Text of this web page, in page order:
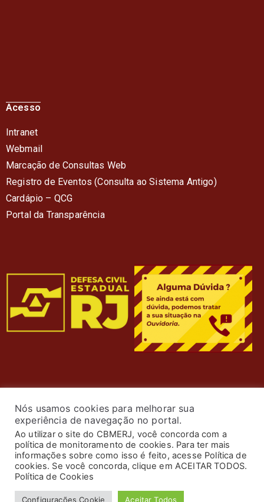
Acesso
Intranet
Webmail
Marcação de Consultas Web
Registro de Eventos (Consulta ao Sistema Antigo)
Cardápio – QCG
Portal da Transparência
© 2024 Corpo de Bombeiros Militar do Estado do Rio de
Janeiro. Todos os Direitos Reservados. Desenvolvimento
Nós usamos cookies para melhorar sua
experiência de navegação no portal.
Ao utilizar o site do CBMERJ, você concorda com a
política de monitoramento de cookies. Para ter mais
informações sobre como isso é feito, acesse Política de
cookies. Se você concorda, clique em ACEITAR TODOS.
Política de Cookies
Configurações Cookie Aceitar Todos